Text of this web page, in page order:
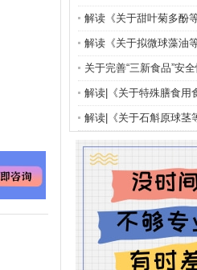
编
（2026年 第2号）
品”的公告》（2025年第
解读《关于甜叶菊多酚
品”的公告》（2025年第
解读《关于拟微球藻油
品”的公告》（2024年第
关于完善“三新食品”安
求的通知
解读|《关于特殊膳食用
管理的公告》（2023年
解读|《关于石斛原球茎
品”的公告》（2024年